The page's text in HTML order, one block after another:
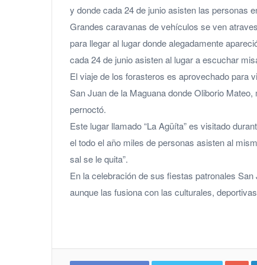
y donde cada 24 de junio asisten las personas
Grandes caravanas de vehículos se ven
para llegar al lugar donde alegadamente
cada 24 de junio asisten al lugar a escuchar
El viaje de los forasteros es aprovechado para
San Juan de la Maguana donde Oliborio
pernoctó.
Este lugar llamado “La Agüíta” es visitado
el todo el año miles de personas asisten al
sal se le quita”.
En la celebración de sus fiestas patronales
aunque las fusiona con las culturales,